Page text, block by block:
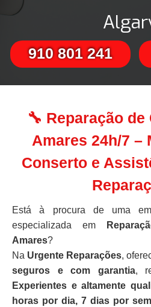
910 801 241
🔧 Reparação
Amares 24h/7 –
Conserto e
Está à procura de uma
especializada em
Amares?
Na Urgente Reparações,
seguros e com garantia,
Experientes e altamente
horas por dia, 7 dias por